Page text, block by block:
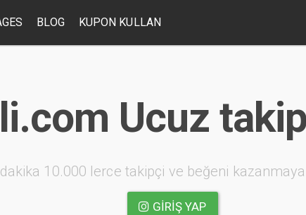
BLOG KUPON KULLAN
Ucuz
10.000 lerce takipçi ve beğeni kazanmaya
GIRIŞ YAP